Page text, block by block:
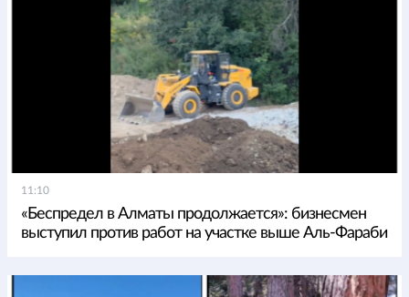
11:10
«Беспредел в Алматы продолжается»: бизнесмен
выступил против работ на участке выше Аль-Фараби